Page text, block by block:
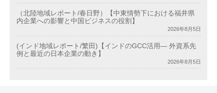
（北陸地域レポート/春日野）【中東情勢下における福井県
内企業への影響と中国ビジネスの役割】
2026年8月5日
(インド地域レポート/繁田)【インドのGCC活用― 外資系先
例と最近の日本企業の動き】
2026年8月5日